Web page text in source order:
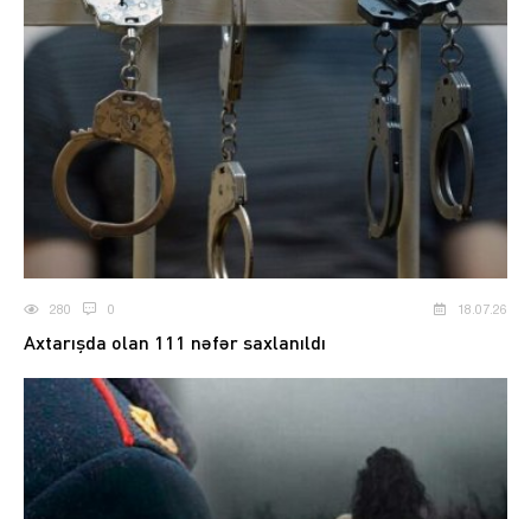
280 0 18.07.26
Axtarışda olan 111 nəfər saxlanıldı